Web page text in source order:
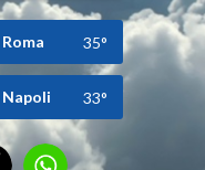
Roma 35°
Napoli 33°